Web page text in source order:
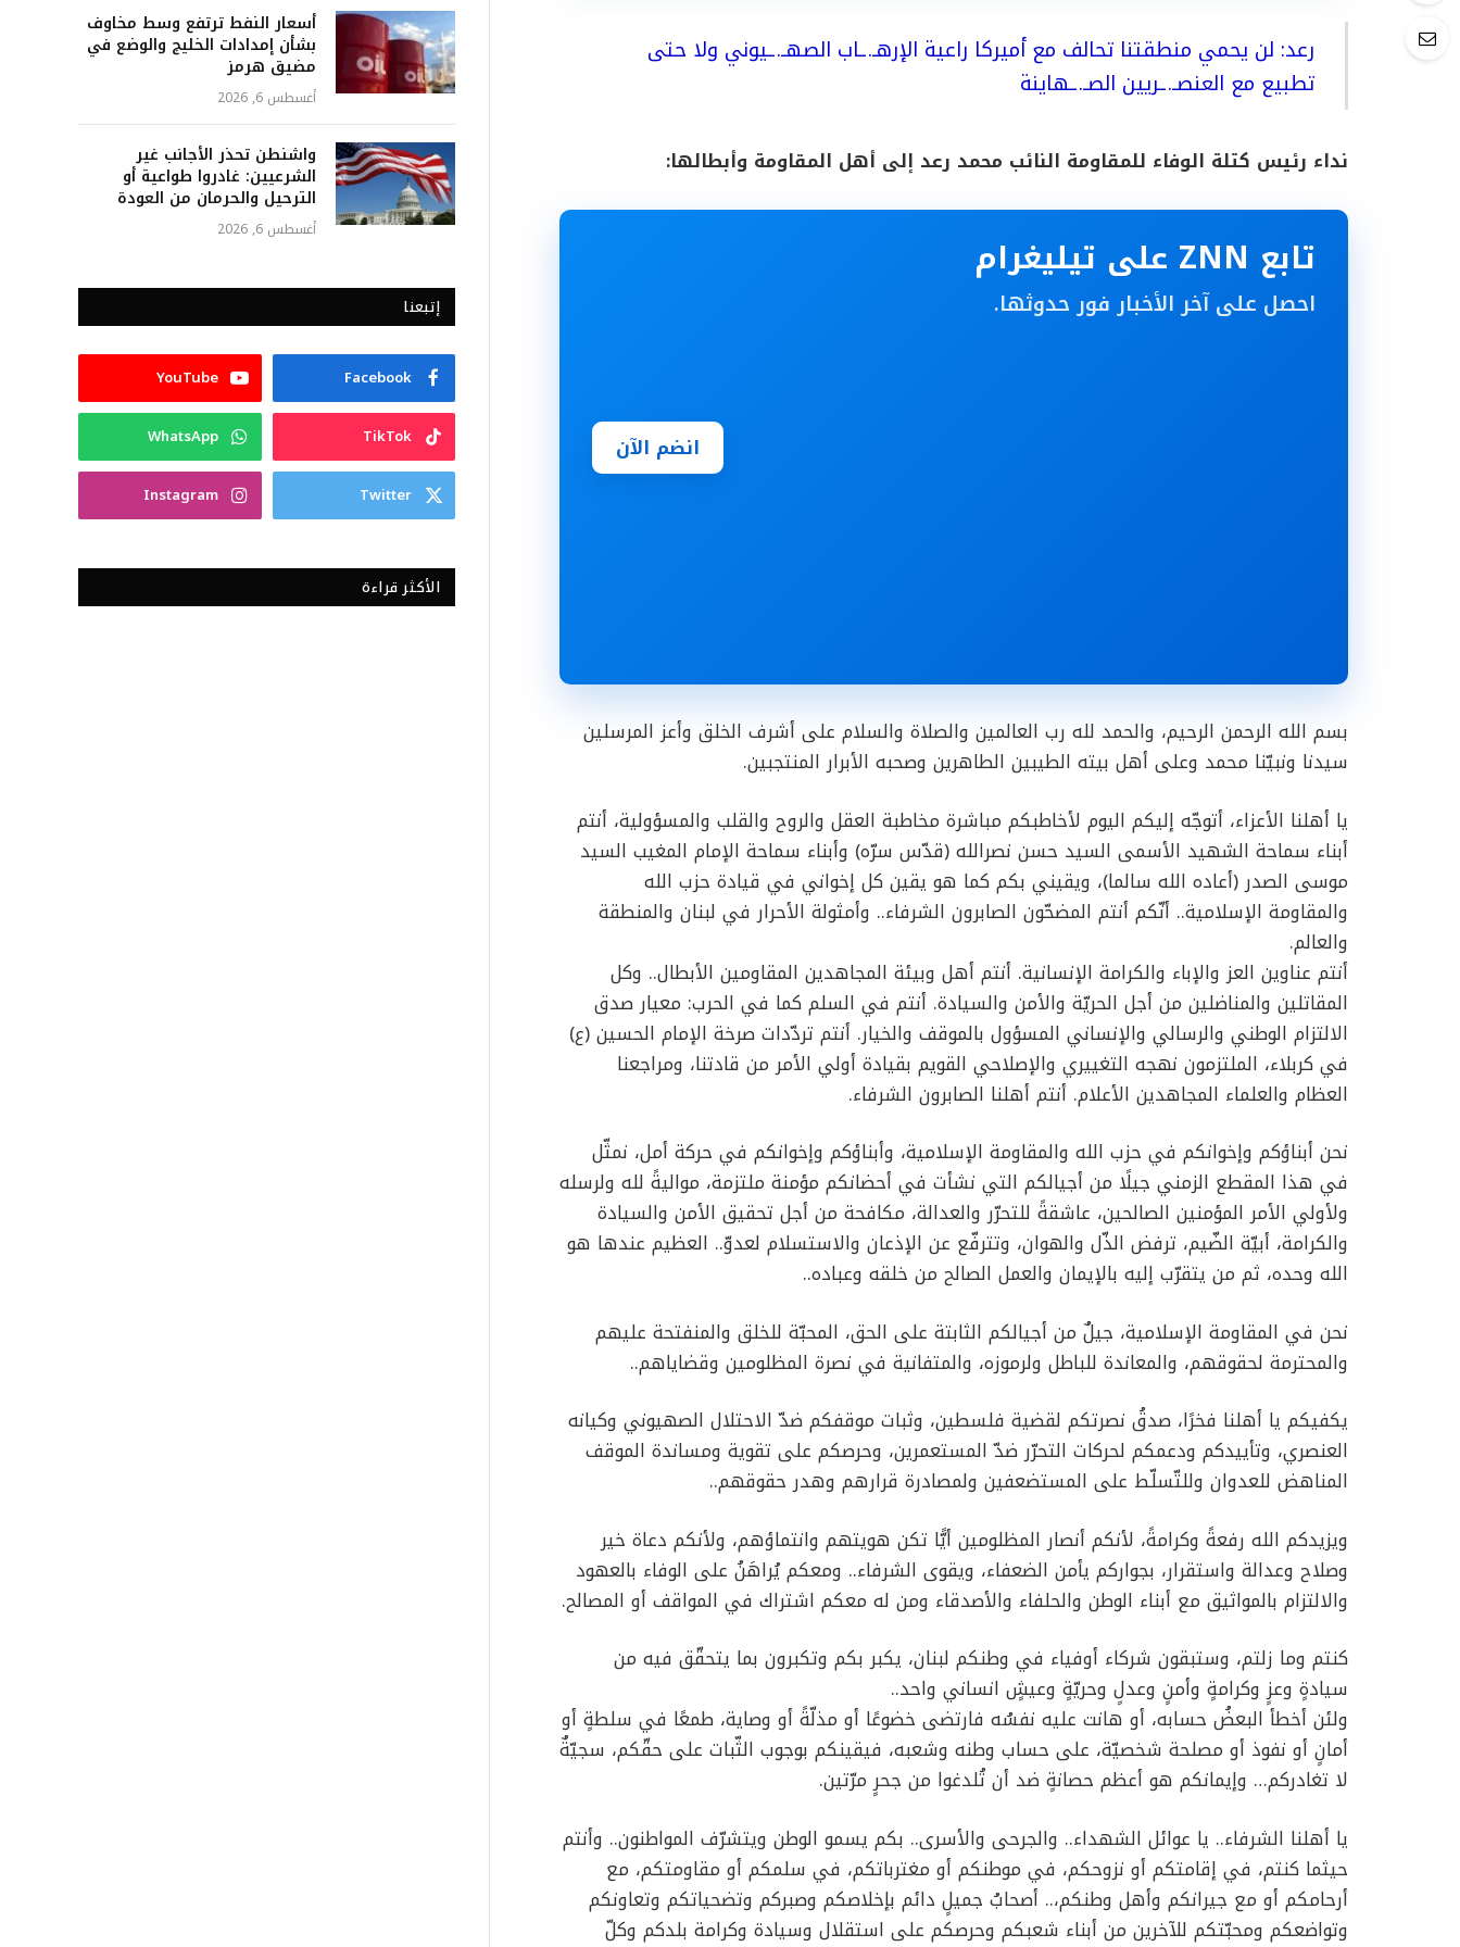
رعد: لن يحمي منطقتنا تحالف مع أميركا راعية الإرهـ.ـاب الصهـ.ـيوني ولا حتى
تطبيع مع العنصـ.ـريين الصـ.ـهاينة
نداء رئيس كتلة الوفاء للمقاومة النائب محمد رعد إلى أهل المقاومة وأبطالها:
تابع ZNN على تيليغرام
احصل على آخر الأخبار فور حدوثها.
انضم الآن
بسم الله الرحمن الرحيم، والحمد لله رب العالمين والصلاة والسلام على أشرف الخلق وأعز المرسلين
سيدنا ونبيّنا محمد وعلى أهل بيته الطيبين الطاهرين وصحبه الأبرار المنتجبين.
يا أهلنا الأعزاء، أتوجّه إليكم اليوم لأخاطبكم مباشرة مخاطبة العقل والروح والقلب والمسؤولية، أنتم
أبناء سماحة الشهيد الأسمى السيد حسن نصرالله (قدّس سرّه) وأبناء سماحة الإمام المغيب السيد
موسى الصدر (أعاده الله سالما)، ويقيني بكم كما هو يقين كل إخواني في قيادة حزب الله
والمقاومة الإسلامية.. أنّكم أنتم المضحّون الصابرون الشرفاء.. وأمثولة الأحرار في لبنان والمنطقة
والعالم.
أنتم عناوين العز والإباء والكرامة الإنسانية. أنتم أهل وبيئة المجاهدين المقاومين الأبطال.. وكل
المقاتلين والمناضلين من أجل الحريّة والأمن والسيادة. أنتم في السلم كما في الحرب: معيار صدق
الالتزام الوطني والرسالي والإنساني المسؤول بالموقف والخيار. أنتم تردّدات صرخة الإمام الحسين (ع)
في كربلاء، الملتزمون نهجه التغييري والإصلاحي القويم بقيادة أولي الأمر من قادتنا، ومراجعنا
العظام والعلماء المجاهدين الأعلام. أنتم أهلنا الصابرون الشرفاء.
نحن أبناؤكم وإخوانكم في حزب الله والمقاومة الإسلامية، وأبناؤكم وإخوانكم في حركة أمل، نمثّل
في هذا المقطع الزمني جيلًا من أجيالكم التي نشأت في أحضانكم مؤمنة ملتزمة، مواليةً لله ولرسله
ولأولي الأمر المؤمنين الصالحين، عاشقةً للتحرّر والعدالة، مكافحة من أجل تحقيق الأمن والسيادة
والكرامة، أبيّة الضّيم، ترفض الذّل والهوان، وتترفّع عن الإذعان والاستسلام لعدوّ.. العظيم عندها هو
الله وحده، ثم من يتقرّب إليه بالإيمان والعمل الصالح من خلقه وعباده..
نحن في المقاومة الإسلامية، جيلٌ من أجيالكم الثابتة على الحق، المحبّة للخلق والمنفتحة عليهم
والمحترمة لحقوقهم، والمعاندة للباطل ولرموزه، والمتفانية في نصرة المظلومين وقضاياهم..
يكفيكم يا أهلنا فخرًا، صدقُ نصرتكم لقضية فلسطين، وثبات موقفكم ضدّ الاحتلال الصهيوني وكيانه
العنصري، وتأييدكم ودعمكم لحركات التحرّر ضدّ المستعمرين، وحرصكم على تقوية ومساندة الموقف
المناهض للعدوان وللتّسلّط على المستضعفين ولمصادرة قرارهم وهدر حقوقهم..
ويزيدكم الله رفعةً وكرامةً، لأنكم أنصار المظلومين أيًّا تكن هويتهم وانتماؤهم، ولأنكم دعاة خير
وصلاح وعدالة واستقرار، بجواركم يأمن الضعفاء، ويقوى الشرفاء.. ومعكم يُراهَنُ على الوفاء بالعهود
والالتزام بالمواثيق مع أبناء الوطن والحلفاء والأصدقاء ومن له معكم اشتراك في المواقف أو المصالح.
كنتم وما زلتم، وستبقون شركاء أوفياء في وطنكم لبنان، يكبر بكم وتكبرون بما يتحقّق فيه من
سيادةٍ وعزٍ وكرامةٍ وأمنٍ وعدلٍ وحريّةٍ وعيشٍ انساني واحد..
ولئن أخطأ البعضُ حسابه، أو هانت عليه نفسُه فارتضى خضوعًا أو مذلّةً أو وصاية، طمعًا في سلطةٍ أو
أمانٍ أو نفوذ أو مصلحة شخصيّة، على حساب وطنه وشعبه، فيقينكم بوجوب الثّبات على حقّكم، سجيّةٌ
لا تغادركم… وإيمانكم هو أعظم حصانةٍ ضد أن تُلدغوا من جحرٍ مرّتين.
يا أهلنا الشرفاء.. يا عوائل الشهداء.. والجرحى والأسرى.. بكم يسمو الوطن ويتشرّف المواطنون.. وأنتم
حيثما كنتم، في إقامتكم أو نزوحكم، في موطنكم أو مغترباتكم، في سلمكم أو مقاومتكم، مع
أرحامكم أو مع جيرانكم وأهل وطنكم،.. أصحابُ جميلٍ دائم بإخلاصكم وصبركم وتضحياتكم وتعاونكم
وتواضعكم ومحبّتكم للآخرين من أبناء شعبكم وحرصكم على استقلال وسيادة وكرامة بلدكم وكلّ
أسعار النفط ترتفع وسط مخاوف
بشأن إمدادات الخليج والوضع في
مضيق هرمز
أغسطس 6, 2026
واشنطن تحذر الأجانب غير
الشرعيين: غادروا طواعية أو
الترحيل والحرمان من العودة
أغسطس 6, 2026
إتبعنا
Facebook
YouTube
TikTok
WhatsApp
Twitter
Instagram
الأكثر قراءة